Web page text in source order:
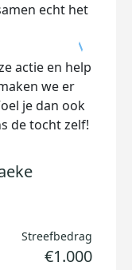
echt het
actie en help
we er
je dan ook
de tocht zelf!
Streefbedrag
€1.000